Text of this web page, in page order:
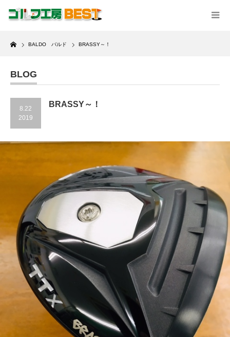
Home
BALDO バルド BRASSY～！
BLOG
8.22
2019
BRASSY～！